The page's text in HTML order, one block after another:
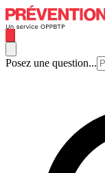
Posez une question...